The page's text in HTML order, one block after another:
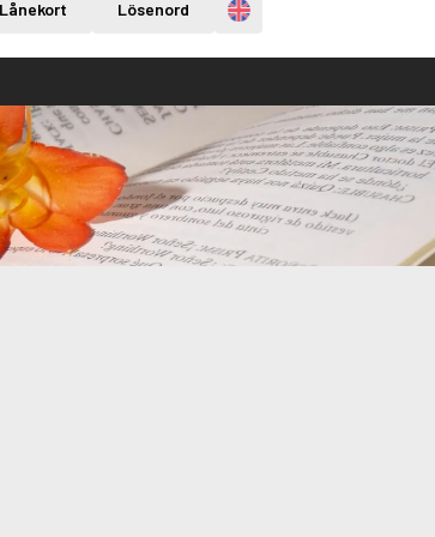
Lånekort Lösenord Engelska